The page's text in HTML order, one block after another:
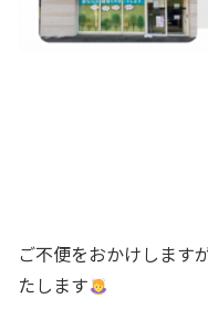
ご不便をおかけします
たします